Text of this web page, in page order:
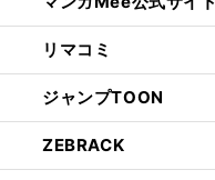
リマコミ
ジャンプTOON
ZEBRACK